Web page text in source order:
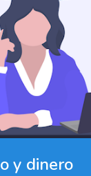
y dinero